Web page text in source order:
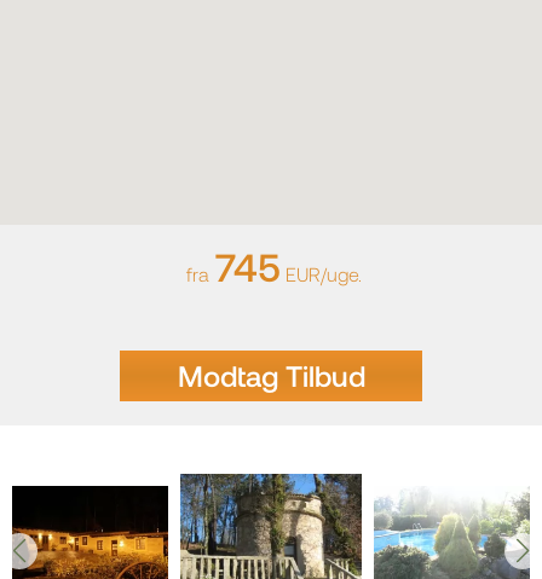
fra 745 EUR/uge.
Modtag Tilbud